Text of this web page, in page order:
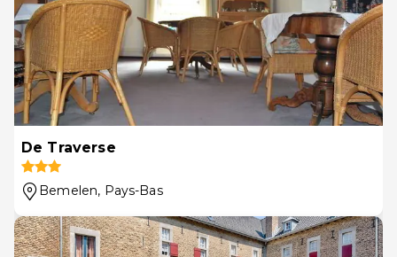
De Traverse
Bemelen, Pays-Bas